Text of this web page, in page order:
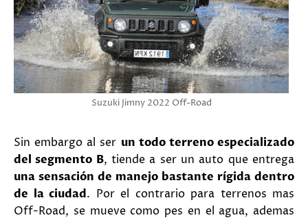
Suzuki Jimny 2022 Off-Road
Sin embargo al ser un todo terreno especializado
del segmento B, tiende a ser un auto que entrega
una sensación de manejo bastante rígida dentro
de la ciudad. Por el contrario para terrenos mas
Off-Road, se mueve como pes en el agua, ademas